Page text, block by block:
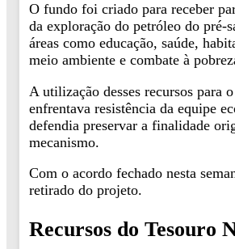
O fundo foi criado para receber
da exploração do petróleo do pré-
áreas como educação, saúde,
meio ambiente e combate à
A utilização desses recursos para
enfrentava resistência da equipe
defendia preservar a finalidade
mecanismo.
Com o acordo fechado nesta
retirado do projeto.
Recursos do Tesouro